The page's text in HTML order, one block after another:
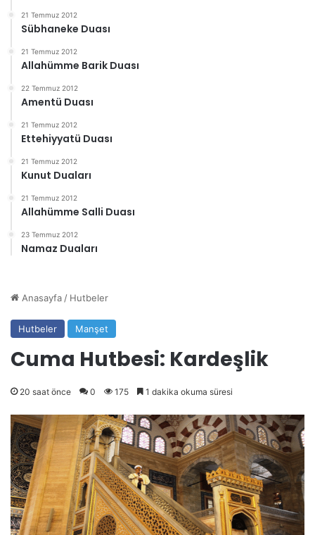
21 Temmuz 2012
Sübhaneke Duası
21 Temmuz 2012
Allahümme Barik Duası
22 Temmuz 2012
Amentü Duası
21 Temmuz 2012
Ettehiyyatü Duası
21 Temmuz 2012
Kunut Duaları
21 Temmuz 2012
Allahümme Salli Duası
23 Temmuz 2012
Namaz Duaları